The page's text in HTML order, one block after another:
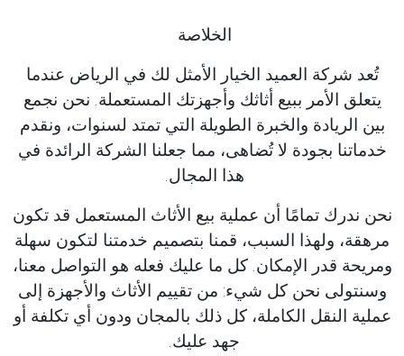
الخلاصة
تُعد شركة العميد الخيار الأمثل لك في الرياض عندما
يتعلق الأمر ببيع أثاثك وأجهزتك المستعملة. نحن نجمع
بين الريادة والخبرة الطويلة التي تمتد لسنوات، ونقدم
خدماتنا بجودة لا تُضاهى، مما جعلنا الشركة الرائدة في
هذا المجال.
نحن ندرك تمامًا أن عملية بيع الأثاث المستعمل قد تكون
مرهقة، ولهذا السبب، قمنا بتصميم خدمتنا لتكون سهلة
ومريحة قدر الإمكان. كل ما عليك فعله هو التواصل معنا،
وسنتولى نحن كل شيء: من تقييم الأثاث والأجهزة إلى
عملية النقل الكاملة، كل ذلك بالمجان ودون أي تكلفة أو
جهد عليك.